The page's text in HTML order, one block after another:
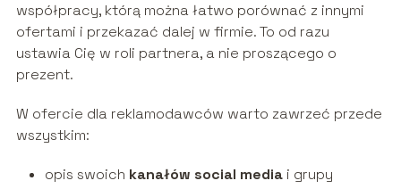
współpracy, którą można łatwo porównać z innymi
ofertami i przekazać dalej w firmie. To od razu
ustawia Cię w roli partnera, a nie proszącego o
prezent.
W ofercie dla reklamodawców warto zawrzeć przede
wszystkim:
opis swoich kanałów social mediai grupy